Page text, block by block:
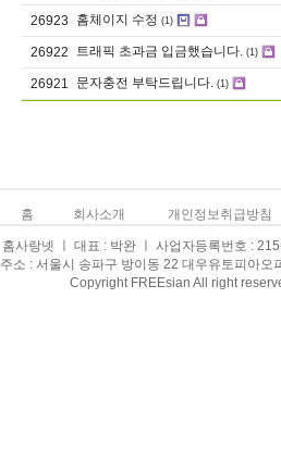
26923 홈체이지 수정 (1)
26922 트래픽 초과금 입금했습니다. (1)
26921 문자충전 부탁드립니다. (1)
홈 회사소개 개인정보취급방침
홈사랑넷 ㅣ 대표 : 박완 ㅣ 사업자등록번호 :
주소 : 서울시 송파구 방이동 22 대우유토피아
Copyright FREEsian All right